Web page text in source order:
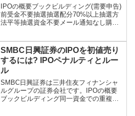
IPOの概要ブックビルディング(需要申告)
前受金不要抽選抽選配分70%以上抽選方
法平等抽選資金不要メール通知なし購入
る売り注文注文可能時間上場日の前営業
日の17時注文...
SMBC日興証券のIPOを初値売り
するには? IPOペナルティとルー
ル
SMBC日興証券は三井住友フィナンシャ
ルグループの証券会社です。IPOの概要
ブックビルディング同一資金での重複申